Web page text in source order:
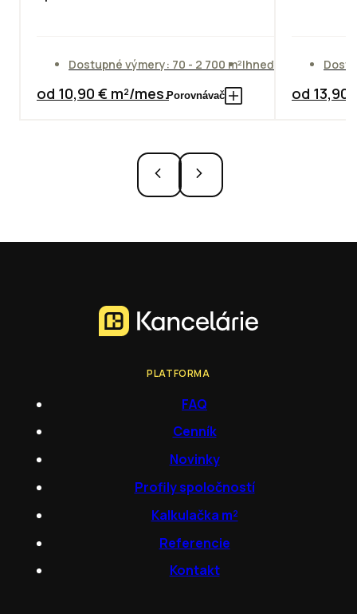
Dostupné výmery: 70 - 2 700 m²Ihneď
od 10,90 € m²/mes.Porovnávač od 13,90
PLATFORMA
FAQ
Cenník
Novinky
Profily spoločností
Kalkulačka m²
Referencie
Kontakt